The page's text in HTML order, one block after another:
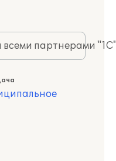
всеми партнерами